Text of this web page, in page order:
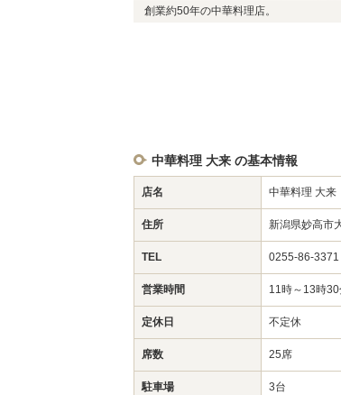
創業約50年の中華料理店。
中華料理 大来 の基本情報
店名 中華料理 大来
住所 新潟県妙高市
TEL 0255-86-3371
営業時間 11時～13時
定休日 不定休
席数 25席
駐車場 3台